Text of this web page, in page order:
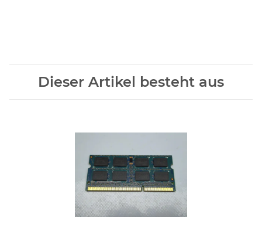
Dieser Artikel besteht aus